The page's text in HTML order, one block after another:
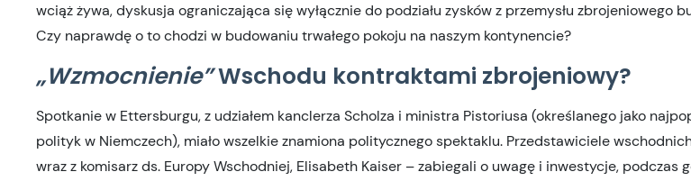
wciąż żywa, dyskusja ograniczająca się wyłącznie do podziału zysków z przemysłu zbrojeniowego
Czy naprawdę o to chodzi w budowaniu trwałego pokoju na naszym kontynencie?
„Wzmocnienie”Wschodu kontraktami zbrojeniowy?
Spotkanie w Ettersburgu, z udziałem kanclerza Scholza i ministra Pistoriusa (określanego jako
polityk w Niemczech), miało wszelkie znamiona politycznego spektaklu. Przedstawiciele
wraz z komisarz ds. Europy Wschodniej, Elisabeth Kaiser – zabiegali o uwagę i inwestycje, podczas